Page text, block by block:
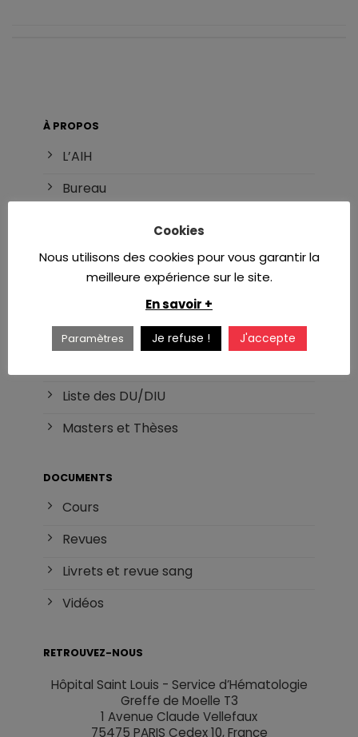
À PROPOS
L’AIH
Bureau
Référents
DES d’hématologie
Liste des DU/DIU
Masters et Thèses
DOCUMENTS
Cours
Revues
Livrets et revue sang
Vidéos
RETROUVEZ-NOUS
Hôpital Saint Louis - Service d’Hématologie
Greffe de Moelle T3
1 Avenue Claude Vellefaux
75475 PARIS Cedex 10, France
Cookies
Nous utilisons des cookies pour vous garantir la
meilleure expérience sur le site.
En savoir +
Paramètres Je refuse ! J'accepte